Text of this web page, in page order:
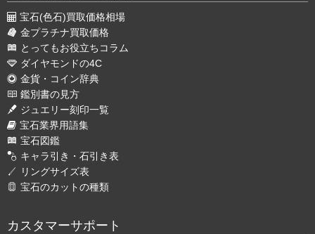
宝石(色石)買取価格相場
金プラチナ買取価格
とってもお役立ちコラム
ダイヤモンドの4C
金貨・コイン辞典
鑑別書の見方
ジュエリー刻印一覧
宝石業界用語集
宝石図鑑
キャラ引き・石引き表
リングサイズ表
宝石のカットの種類
カスタマーサポート